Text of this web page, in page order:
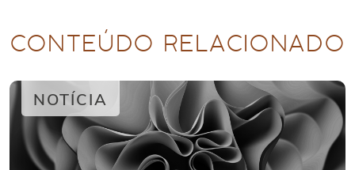
CONTEÚDO RELACIONADO
NOTÍCIA